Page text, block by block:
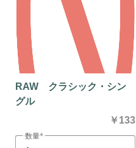
RAW クラシック・シン
グル
￥133
数量